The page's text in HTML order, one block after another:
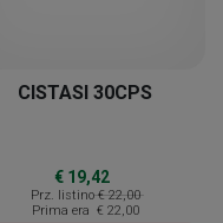
CISTASI 30CPS
€ 19,42
Prz. listino € 22,00
Prima era € 22,00